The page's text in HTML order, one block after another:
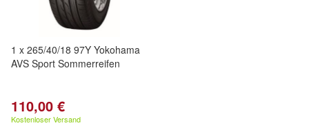
1 x 265/40/18 97Y Yokohama
AVS Sport Sommerreifen
110,00 €
Kostenloser Versand